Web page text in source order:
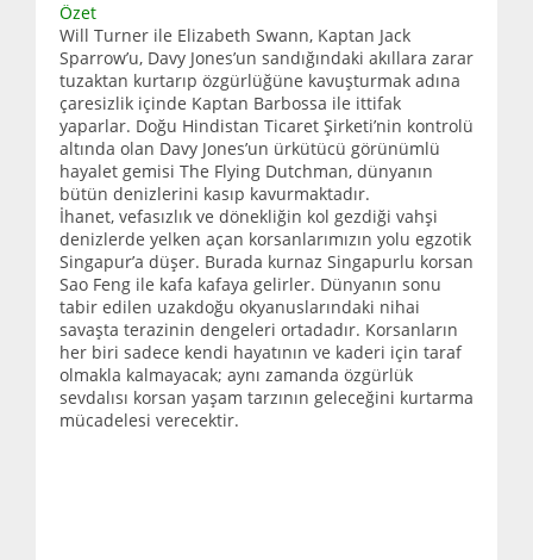
Özet
Will Turner ile Elizabeth Swann, Kaptan Jack
Sparrow’u, Davy Jones’un sandığındaki akıllara zarar
tuzaktan kurtarıp özgürlüğüne kavuşturmak adına
çaresizlik içinde Kaptan Barbossa ile ittifak
yaparlar. Doğu Hindistan Ticaret Şirketi’nin kontrolü
altında olan Davy Jones’un ürkütücü görünümlü
hayalet gemisi The Flying Dutchman, dünyanın
bütün denizlerini kasıp kavurmaktadır.
İhanet, vefasızlık ve dönekliğin kol gezdiği vahşi
denizlerde yelken açan korsanlarımızın yolu egzotik
Singapur’a düşer. Burada kurnaz Singapurlu korsan
Sao Feng ile kafa kafaya gelirler. Dünyanın sonu
tabir edilen uzakdoğu okyanuslarındaki nihai
savaşta terazinin dengeleri ortadadır. Korsanların
her biri sadece kendi hayatının ve kaderi için taraf
olmakla kalmayacak; aynı zamanda özgürlük
sevdalısı korsan yaşam tarzının geleceğini kurtarma
mücadelesi verecektir.